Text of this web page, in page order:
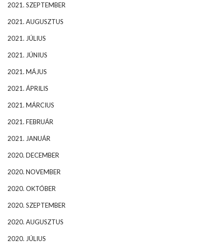
2021. SZEPTEMBER
2021. AUGUSZTUS
2021. JÚLIUS
2021. JÚNIUS
2021. MÁJUS
2021. ÁPRILIS
2021. MÁRCIUS
2021. FEBRUÁR
2021. JANUÁR
2020. DECEMBER
2020. NOVEMBER
2020. OKTÓBER
2020. SZEPTEMBER
2020. AUGUSZTUS
2020. JÚLIUS